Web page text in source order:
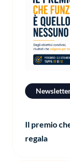
Il premio
regala